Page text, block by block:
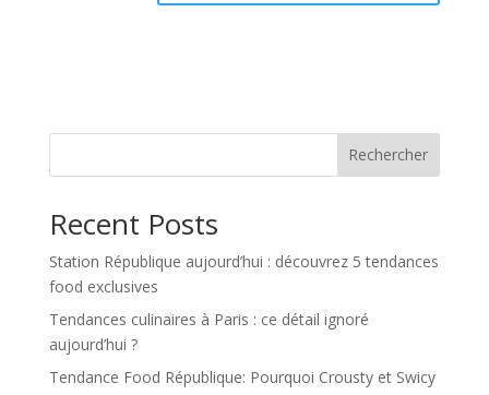
Rechercher
Recent Posts
Station République aujourd’hui : découvrez 5 tendances
food exclusives
Tendances culinaires à Paris : ce détail ignoré
aujourd’hui ?
Tendance Food République: Pourquoi Crousty et Swicy